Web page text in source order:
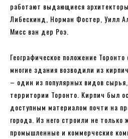
работают выдающиеся
Либескинд, Норман Фостер, Уилл
Мисс ван дер Роэ.
Географическое положение
многие здания возводили из
– один из популярных видов
территории Торонто. Кирпич был
доступным материалом почти на
города. Из него строили не
промышленные и коммерческие